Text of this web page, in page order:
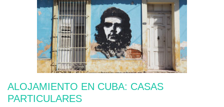
ALOJAMIENTO EN CUBA: CASAS
PARTICULARES